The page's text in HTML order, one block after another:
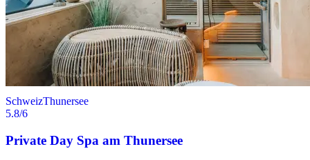
SchweizThunersee
5.8/6
Private Day Spa am Thunersee